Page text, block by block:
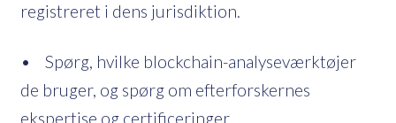
registreret i dens jurisdiktion.
• Spørg, hvilke blockchain-analyseværktøjer
de bruger, og spørg om efterforskernes
ekspertise og certificeringer.